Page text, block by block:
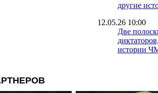
другие
12.05.26 10:00
Две
истории